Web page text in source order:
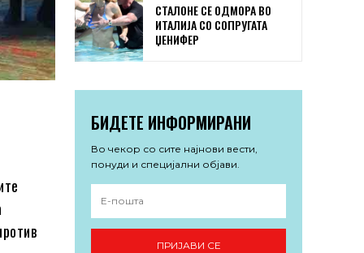
СТАЛОНЕ СЕ ОДМОРА ВО
ИТАЛИЈА СО СОПРУГАТА
ЏЕНИФЕР
БИДЕТЕ ИНФОРМИРАНИ
Во чекор со сите најнови вести,
понуди и специјални објави.
ПРИЈАВИ СЕ